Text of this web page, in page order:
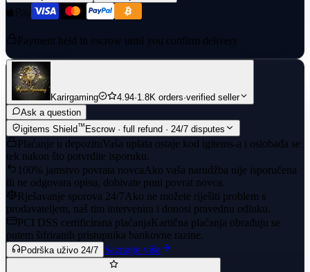
Payment held in escrow until you confirm delivery
Karirgaming 4.94·1.8K orders·verified seller
Ask a question
igitems Shield™ Escrow · full refund · 24/7 disputes
Plaćanje u depozituVaša uplata ostaje kod igitems-a i oslobađa se
tek nakon što potvrdite isporuku.
100% jamstvo povrata novcaAko vaša narudžba nije isporučena
ili ne odgovara opisu, dobivate puni povrat novca.
Rješavanje sporova 24/7Ako ne možete riješiti problem s
prodavateljem, naš tim intervenira i donosi pravednu odluku.
PCI DSS certificirana plaćanjaKartična plaćanja obrađuju se
putem šifriranih pristupnika bankovne razine.
Podrška uživo 24/7 Saznajte više